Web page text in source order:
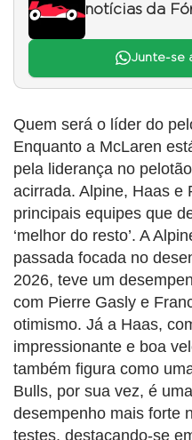
notícias da
Junte-se
Quem será o líder do
Enquanto a McLaren
pela liderança no
acirrada. Alpine, Haas e
principais equipes que
‘melhor do resto’. A
passada focada no
2026, teve um
com Pierre Gasly e
otimismo. Já a Haas,
impressionante e boa
também figura como
Bulls, por sua vez, é
desempenho mais forte
testes, destacando-se